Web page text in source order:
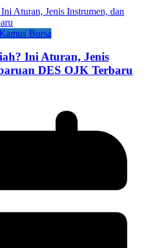
Bursa
Ini Aturan, Jenis
DES OJK Terbaru